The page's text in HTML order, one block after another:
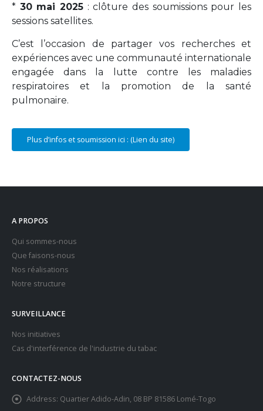
* 30 mai 2025 : clôture des soumissions pour les
sessions satellites.
C’est l’occasion de partager vos recherches et
expériences avec une communauté internationale
engagée dans la lutte contre les maladies
respiratoires et la promotion de la santé
pulmonaire.
Plus d’infos et soumission ici : (Lien du site)
A PROPOS
Qui sommes-nous
Que faisons-nous
Nos réalisations
Notre structure
SURVEILLANCE
Nos initiatives
Cas d'interférence de l'industrie du tabac
CONTACTEZ-NOUS
Address: Quartier Adido-Adin, 08 BP 81586 Lomé-Togo